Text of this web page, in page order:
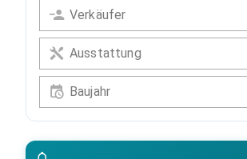
Verkäufer
Ausstattung
Baujahr